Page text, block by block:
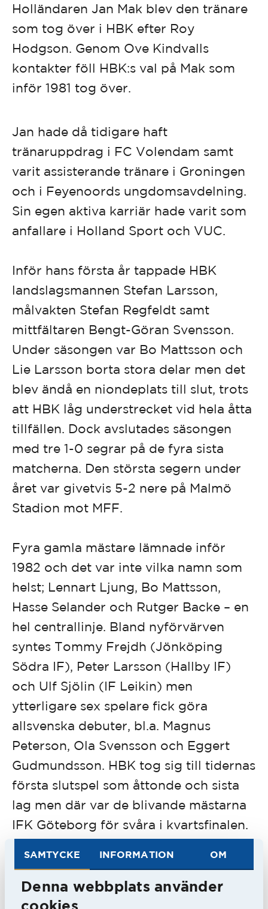
SAMTYCKE INFORMATION OM
Denna webbplats använder
cookies
Holländaren Jan Mak blev den tränare
som tog över i HBK efter Roy
Hodgson. Genom Ove Kindvalls
kontakter föll HBK:s val på Mak som
inför 1981 tog över.
Jan hade då tidigare haft
tränaruppdrag i FC Volendam samt
varit assisterande tränare i Groningen
och i Feyenoords ungdomsavdelning.
Sin egen aktiva karriär hade varit som
anfallare i Holland Sport och VUC.
Inför hans första år tappade HBK
landslagsmannen Stefan Larsson,
målvakten Stefan Regfeldt samt
mittfältaren Bengt-Göran Svensson.
Under säsongen var Bo Mattsson och
Lie Larsson borta stora delar men det
blev ändå en niondeplats till slut, trots
att HBK låg understrecket vid hela åtta
tillfällen. Dock avslutades säsongen
med tre 1-0 segrar på de fyra sista
matcherna. Den största segern under
året var givetvis 5-2 nere på Malmö
Stadion mot MFF.
Fyra gamla mästare lämnade inför
1982 och det var inte vilka namn som
helst; Lennart Ljung, Bo Mattsson,
Hasse Selander och Rutger Backe – en
hel centrallinje. Bland nyförvärven
syntes Tommy Frejdh (Jönköping
Södra IF), Peter Larsson (Hallby IF)
och Ulf Sjölin (IF Leikin) men
ytterligare sex spelare fick göra
allsvenska debuter, bl.a. Magnus
Peterson, Ola Svensson och Eggert
Gudmundsson. HBK tog sig till tidernas
första slutspel som åttonde och sista
lag men där var de blivande mästarna
IFK Göteborg för svåra i kvartsfinalen.
sjudebutanter under hans tredje år i
HBK. Nya var nyförvärv som Ulf